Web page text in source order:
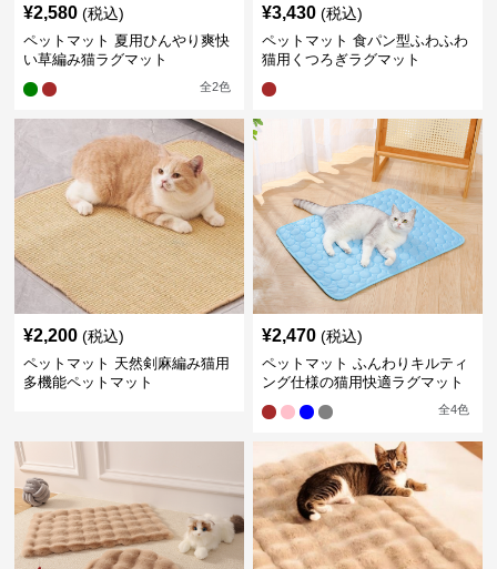
¥2,580 (税込)
ペットマット 夏用ひんやり爽快
い草編み猫ラグマット
全2色
¥3,430 (税込)
ペットマット 食パン型ふわふわ
猫用くつろぎラグマット
¥2,200 (税込)
ペットマット 天然剣麻編み猫用
多機能ペットマット
¥2,470 (税込)
ペットマット ふんわりキルティ
ング仕様の猫用快適ラグマット
全4色